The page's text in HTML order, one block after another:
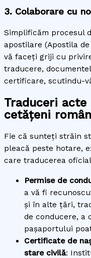
3. Colaborare cu
Simplificăm procesul
apostilare (Apostila
vă faceți griji cu
traducere,
certificare, scutindu-
Traduceri
cetățeni
Fie că sunteți străin
pleacă peste hotare,
care traducerea
Permise de
a vă fi
și în alte țări,
de conducere, a
pașaportului
Certificate de
stare civilă: